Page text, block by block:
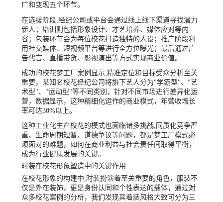
广和变现五个环节。
在选拔阶段,经纪公司或平台会通过线上线下渠道寻找潜力
新人；培训则包括形象设计、才艺培养、媒体应对等内
容；包装环节会为每位校花打造独特的人设；推广阶段利
用社交媒体、短视频平台等进行全方位曝光；最后通过广
告代言、直播带货、影视演出等方式实现商业价值。
成功的校花梦工厂案例显示,精准定位和目标受众分析至关
重要，某知名校花经纪公司将旗下艺人分为"学霸型"、"艺
术型"、"运动型"等不同类别，针对不同市场进行差异化运
营，数据显示，这种精细化运作的商业模式，年营收增长
率可达30%以上。
这种工业化生产校花的模式也面临诸多挑战,同质化竞争严
重、生命周期短暂、道德争议等问题，都是梦工厂模式必
须面对的难题，如何在商业利益与社会责任间取得平衡，
成为行业健康发展的关键。
时装在校花形象塑造中的关键作用
在校花形象的构建中,时装扮演着至关重要的角色，服装不
仅是外在装饰，更是身份认同和个性表达的载体，通过对
众多校花案例的分析，我们发现其着装风格大致可分为三